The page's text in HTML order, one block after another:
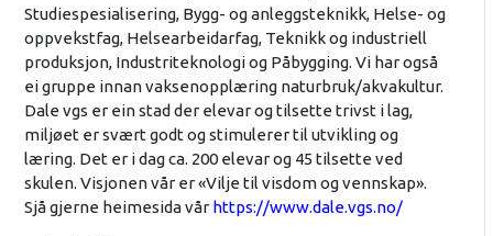
Studiespesialisering, Bygg- og anleggsteknikk, Helse- og
oppvekstfag, Helsearbeidarfag, Teknikk og industriell
produksjon, Industriteknologi og Påbygging. Vi har også
ei gruppe innan vaksenopplæring naturbruk/akvakultur.
Dale vgs er ein stad der elevar og tilsette trivst i lag,
miljøet er svært godt og stimulerer til utvikling og
læring. Det er i dag ca. 200 elevar og 45 tilsette ved
skulen. Visjonen vår er «Vilje til visdom og vennskap».
Sjå gjerne heimesida vår https://www.dale.vgs.no/